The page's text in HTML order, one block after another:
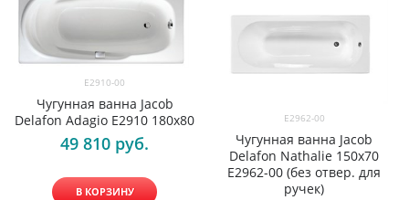
E2910-00
Чугунная ванна Jacob
Delafon Adagio E2910 180х80
49 810 руб.
В КОРЗИНУ
E2962-00
Чугунная ванна Jacob
Delafon Nathalie 150x70
E2962-00 (без отвер. для
ручек)